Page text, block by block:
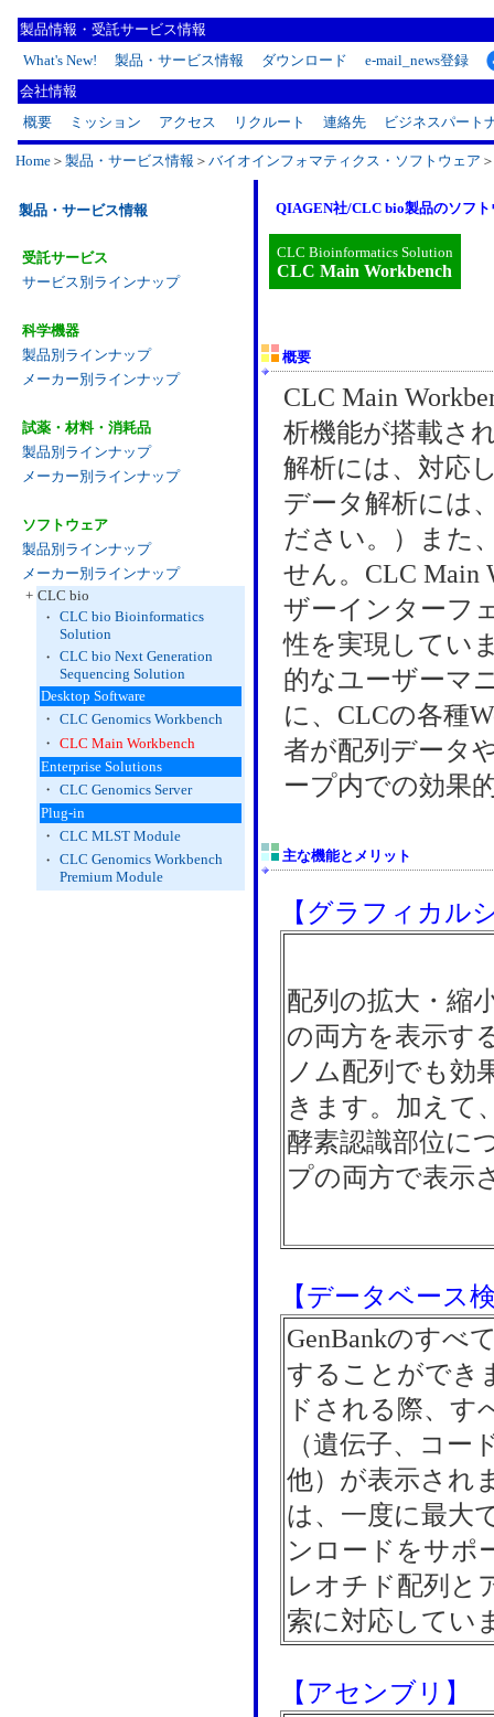
製品情報・受託サービス情報
What's New!
製品・サービス情報 ダウンロード
e-mail_news登録
会社情報
概要
ミッション アクセス リクルート 連絡先 ビジネスパート
Home ＞ 製品・サービス情報 ＞ バイオインフォマティクス・ソフトウェア ＞
製品・サービス情報
受託サービス
サービス別ラインナップ
科学機器
製品別ラインナップ
メーカー別ラインナップ
試薬・材料・消耗品
製品別ラインナップ
メーカー別ラインナップ
ソフトウェア
製品別ラインナップ
メーカー別ラインナップ
+ CLC bio
・ CLC bio Bioinformatics
Solution
・ CLC bio Next Generation
Sequencing Solution
Desktop Software
・ CLC Genomics Workbench
・ CLC Main Workbench
Enterprise Solutions
・ CLC Genomics Server
Plug-in
・ CLC MLST Module
・ CLC Genomics Workbench
Premium Module
QIAGEN社/CLC bio製品のソフト
CLC Bioinformatics Solution
CLC Main Workbench
概要
CLC Main
析機能が搭載さ
解析には、対応
データ解析には
ださい。）また
せん。CLC Main
ザーインターフ
性を実現してい
的なユーザーマ
に、CLCの各種
者が配列データ
ープ内での効果
主な機能とメリット
【グラフィカル
配列の拡大・縮
の両方を表示す
ノム配列でも効
きます。加えて
酵素認識部位に
プの両方で表示
【データベース
GenBankのすべ
することができ
ドされる際、す
（遺伝子、コー
他）が表示され
は、一度に最大
ンロードをサポ
レオチド配列と
索に対応してい
【アセンブリ】